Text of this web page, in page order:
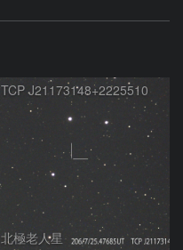
TCP J21173148+2225510
北極老人星